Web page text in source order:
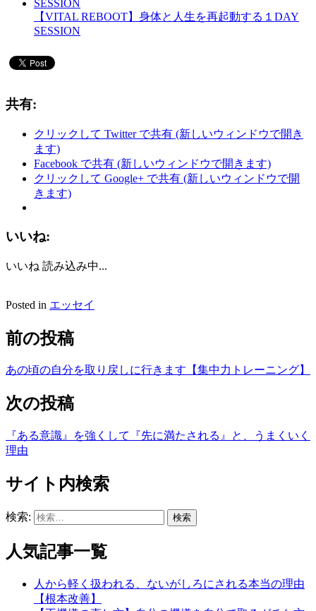
【VITAL REBOOT】身体と人生を再起動する１DAY
SESSION
共有:
クリックして Twitter で共有 (新しいウィンドウで開き
ます)
Facebook で共有 (新しいウィンドウで開きます)
クリックして Google+ で共有 (新しいウィンドウで開
きます)
いいね:
いいね 読み込み中...
Posted in エッセイ
前の投稿
あの頃の自分を取り戻しに行きます【集中力トレーニング】
次の投稿
『ある意識』を強くして『先に満たされる』と、うまくいく
理由
サイト内検索
検索:
人気記事一覧
人から軽く扱われる、ないがしろにされる本当の理由
【根本改善】